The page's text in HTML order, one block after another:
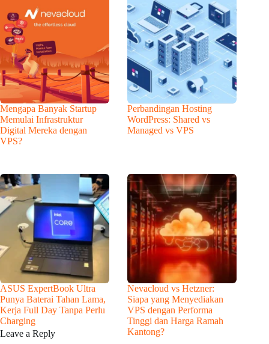
Mengapa Banyak Startup
Memulai Infrastruktur
Digital Mereka dengan
VPS?
Perbandingan Hosting
WordPress: Shared vs
Managed vs VPS
ASUS ExpertBook Ultra
Punya Baterai Tahan Lama,
Kerja Full Day Tanpa Perlu
Charging
Nevacloud vs Hetzner:
Siapa yang Menyediakan
VPS dengan Performa
Tinggi dan Harga Ramah
Kantong?
Leave a Reply